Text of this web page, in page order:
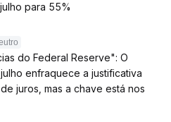
para 55%
do Federal Reserve": O
enfraquece a justificativa
juros, mas a chave está nos